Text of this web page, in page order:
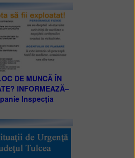
DE MUNCĂ ÎN
INFORMEAZĂ–
Inspecţia